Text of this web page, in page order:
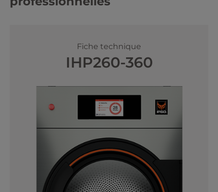
Fiche technique
IHP260-360